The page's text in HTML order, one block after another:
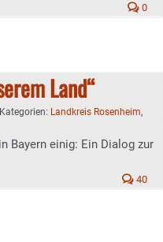
0
Land“
Kategorien: Landkreis Rosenheim,
Bayern einig: Ein Dialog zur
40